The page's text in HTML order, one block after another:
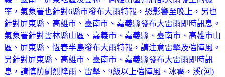
針對屏東縣、高雄市、臺南市、嘉義縣發布大雷雨即時訊息。
氣象署針對雲林縣山區、嘉義市、嘉義縣、臺南市、高雄市山
區、屏東縣、恆春半島發布大雨特報，請注意雷擊及強陣風。
另針對屏東縣、高雄市、臺南市、嘉義縣發布大雷雨即時訊
息，請慎防劇烈降雨、雷擊、9級以上強陣風、冰雹，溪(河)
水暴漲，低窪地區慎防淹水，以及低能見度。更多新聞：而屏